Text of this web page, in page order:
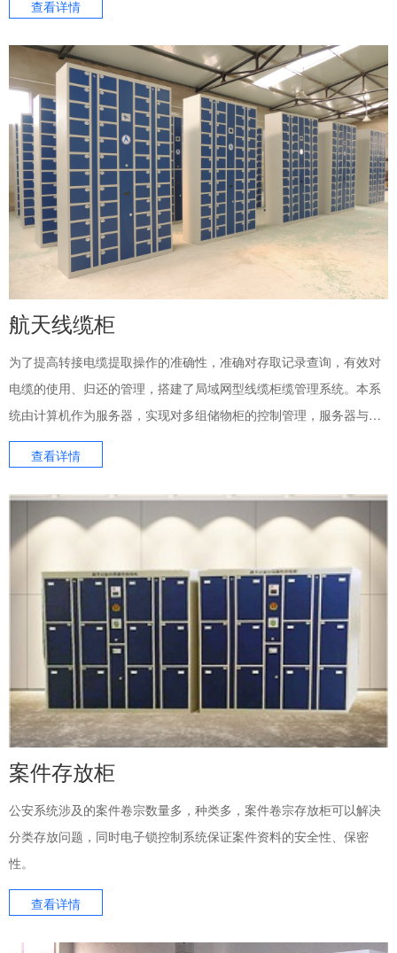
查看详情
航天线缆柜
为了提高转接电缆提取操作的准确性，准确对存取记录查询，有效对
电缆的使用、归还的管理，搭建了局域网型线缆柜缆管理系统。本系
统由计算机作为服务器，实现对多组储物柜的控制管理，服务器与储
物柜的数据实时交换，服务器自动记录保存操作数据。
查看详情
案件存放柜
公安系统涉及的案件卷宗数量多，种类多，案件卷宗存放柜可以解决
分类存放问题，同时电子锁控制系统保证案件资料的安全性、保密
性。
查看详情